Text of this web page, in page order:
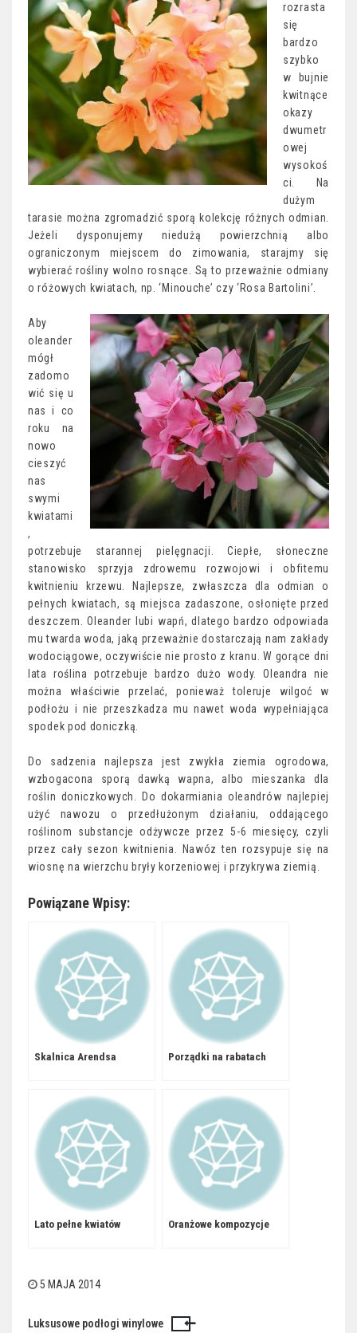
rozrasta
się
bardzo
szybko
w bujnie
kwitnące
okazy
dwumetr
owej
wysokoś
ci. Na
dużym
tarasie można zgromadzić sporą kolekcję różnych odmian.
Jeżeli dysponujemy niedużą powierzchnią albo
ograniczonym miejscem do zimowania, starajmy się
wybierać rośliny wolno rosnące. Są to przeważnie odmiany
o różowych kwiatach, np. ‘Minouche’ czy ‘Rosa Bartolini’.
Aby
oleander
mógł
zadomo
wić się u
nas i co
roku na
nowo
cieszyć
nas
swymi
kwiatami
,
potrzebuje starannej pielęgnacji. Ciepłe, słoneczne
stanowisko sprzyja zdrowemu rozwojowi i obfitemu
kwitnieniu krzewu. Najlepsze, zwłaszcza dla odmian o
pełnych kwiatach, są miejsca zadaszone, osłonięte przed
deszczem. Oleander lubi wapń, dlatego bardzo odpowiada
mu twarda woda, jaką przeważnie dostarczają nam zakłady
wodociągowe, oczywiście nie prosto z kranu. W gorące dni
lata roślina potrzebuje bardzo dużo wody. Oleandra nie
można właściwie przelać, ponieważ toleruje wilgoć w
podłożu i nie przeszkadza mu nawet woda wypełniająca
spodek pod doniczką.
Do sadzenia najlepsza jest zwykła ziemia ogrodowa,
wzbogacona sporą dawką wapna, albo mieszanka dla
roślin doniczkowych. Do dokarmiania oleandrów najlepiej
użyć nawozu o przedłużonym działaniu, oddającego
roślinom substancje odżywcze przez 5-6 miesięcy, czyli
przez cały sezon kwitnienia. Nawóz ten rozsypuje się na
wiosnę na wierzchu bryły korzeniowej i przykrywa ziemią.
Powiązane Wpisy:
Skalnica Arendsa Porządki na rabatach
Lato pełne kwiatów Oranżowe kompozycje
5 MAJA 2014
Luksusowe podłogi winylowe